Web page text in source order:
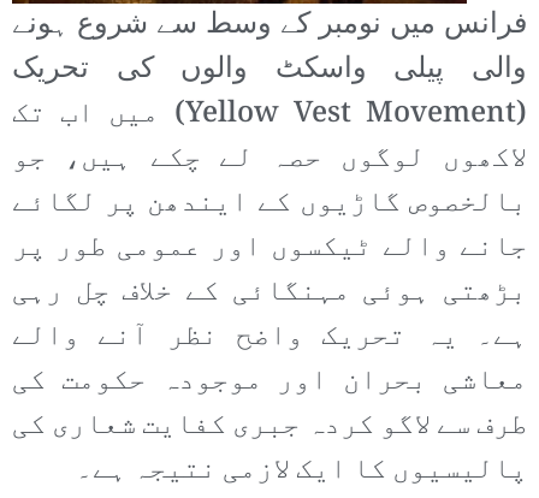
فرانس میں نومبر کے وسط سے شروع ہونے
والی پیلی واسکٹ والوں کی تحریک
(Yellow Vest Movement) میں اب تک
لاکھوں لوگوں حصہ لے چکے ہیں، جو
بالخصوص گاڑیوں کے ایندھن پر لگائے
جانے والے ٹیکسوں اور عمومی طور پر
بڑھتی ہوئی مہنگائی کے خلاف چل رہی
ہے۔ یہ تحریک واضح نظر آنے والے
معاشی بحران اور موجودہ حکومت کی
طرف سے لاگو کردہ جبری کفایت شعاری کی
پالیسیوں کا ایک لازمی نتیجہ ہے۔